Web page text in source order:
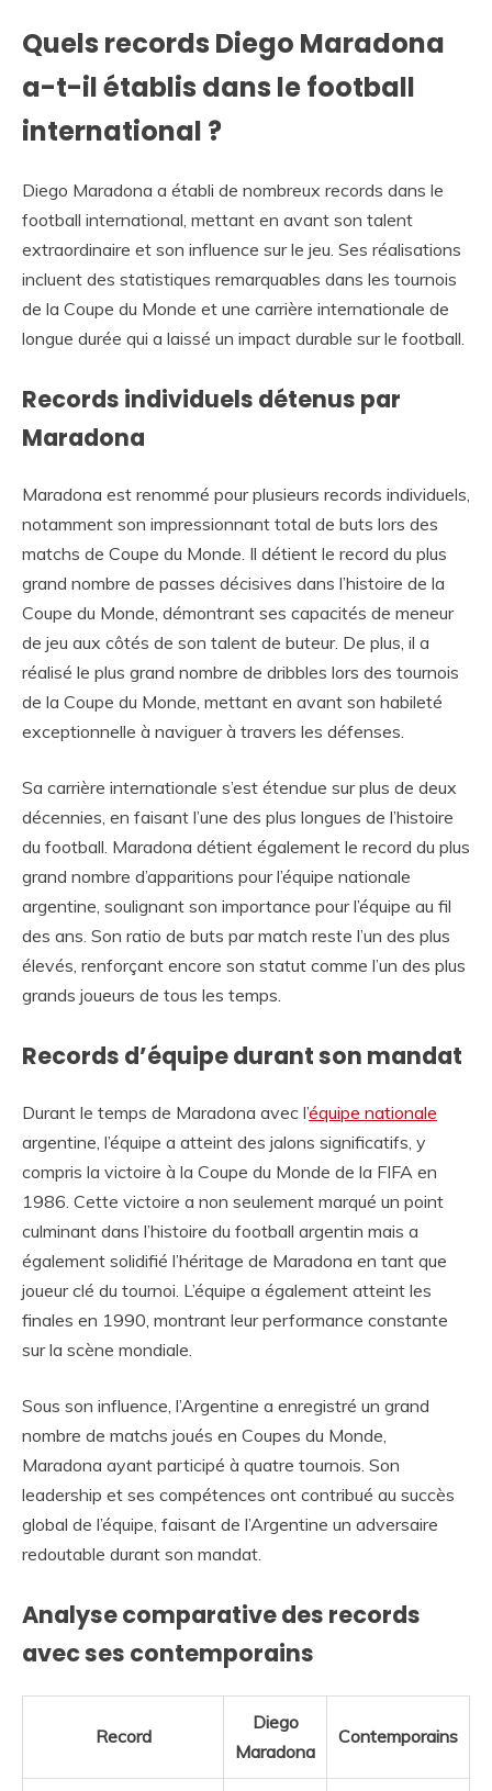
Quels records Diego Maradona
a-t-il établis dans le football
international ?
Diego Maradona a établi de nombreux records dans le
football international, mettant en avant son talent
extraordinaire et son influence sur le jeu. Ses réalisations
incluent des statistiques remarquables dans les tournois
de la Coupe du Monde et une carrière internationale de
longue durée qui a laissé un impact durable sur le football.
Records individuels détenus par
Maradona
Maradona est renommé pour plusieurs records individuels,
notamment son impressionnant total de buts lors des
matchs de Coupe du Monde. Il détient le record du plus
grand nombre de passes décisives dans l’histoire de la
Coupe du Monde, démontrant ses capacités de meneur
de jeu aux côtés de son talent de buteur. De plus, il a
réalisé le plus grand nombre de dribbles lors des tournois
de la Coupe du Monde, mettant en avant son habileté
exceptionnelle à naviguer à travers les défenses.
Sa carrière internationale s’est étendue sur plus de deux
décennies, en faisant l’une des plus longues de l’histoire
du football. Maradona détient également le record du plus
grand nombre d’apparitions pour l’équipe nationale
argentine, soulignant son importance pour l’équipe au fil
des ans. Son ratio de buts par match reste l’un des plus
élevés, renforçant encore son statut comme l’un des plus
grands joueurs de tous les temps.
Records d’équipe durant son mandat
Durant le temps de Maradona avec l’équipe nationale
argentine, l’équipe a atteint des jalons significatifs, y
compris la victoire à la Coupe du Monde de la FIFA en
1986. Cette victoire a non seulement marqué un point
culminant dans l’histoire du football argentin mais a
également solidifié l’héritage de Maradona en tant que
joueur clé du tournoi. L’équipe a également atteint les
finales en 1990, montrant leur performance constante
sur la scène mondiale.
Sous son influence, l’Argentine a enregistré un grand
nombre de matchs joués en Coupes du Monde,
Maradona ayant participé à quatre tournois. Son
leadership et ses compétences ont contribué au succès
global de l’équipe, faisant de l’Argentine un adversaire
redoutable durant son mandat.
Analyse comparative des records
avec ses contemporains
Record
Diego
Maradona
Contemporains